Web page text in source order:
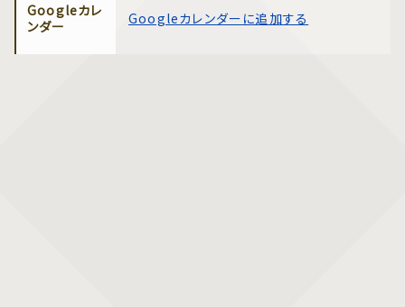
Googleカレ
ンダー
Googleカレンダーに追加する